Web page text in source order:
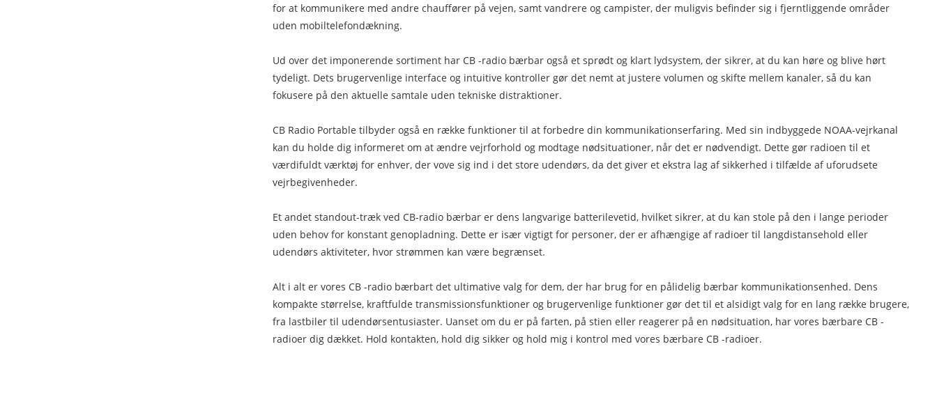
for at kommunikere med andre chauffører på vejen, samt vandrere og campister, der muligvis befinder sig i fjerntliggende områder
uden mobiltelefondækning.
Ud over det imponerende sortiment har CB -radio bærbar også et sprødt og klart lydsystem, der sikrer, at du kan høre og blive hørt
tydeligt. Dets brugervenlige interface og intuitive kontroller gør det nemt at justere volumen og skifte mellem kanaler, så du kan
fokusere på den aktuelle samtale uden tekniske distraktioner.
CB Radio Portable tilbyder også en række funktioner til at forbedre din kommunikationserfaring. Med sin indbyggede NOAA-vejrkanal
kan du holde dig informeret om at ændre vejrforhold og modtage nødsituationer, når det er nødvendigt. Dette gør radioen til et
værdifuldt værktøj for enhver, der vove sig ind i det store udendørs, da det giver et ekstra lag af sikkerhed i tilfælde af uforudsete
vejrbegivenheder.
Et andet standout-træk ved CB-radio bærbar er dens langvarige batterilevetid, hvilket sikrer, at du kan stole på den i lange perioder
uden behov for konstant genopladning. Dette er især vigtigt for personer, der er afhængige af radioer til langdistansehold eller
udendørs aktiviteter, hvor strømmen kan være begrænset.
Alt i alt er vores CB -radio bærbart det ultimative valg for dem, der har brug for en pålidelig bærbar kommunikationsenhed. Dens
kompakte størrelse, kraftfulde transmissionsfunktioner og brugervenlige funktioner gør det til et alsidigt valg for en lang række brugere,
fra lastbiler til udendørsentusiaster. Uanset om du er på farten, på stien eller reagerer på en nødsituation, har vores bærbare CB -
radioer dig dækket. Hold kontakten, hold dig sikker og hold mig i kontrol med vores bærbare CB -radioer.